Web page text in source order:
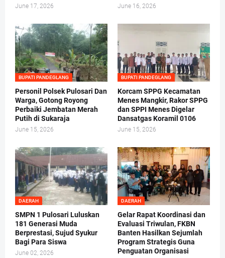
June 17, 2026 June 16, 2026
BUPATI PANDEGLANG
Personil Polsek Pulosari Dan
Warga, Gotong Royong
Perbaiki Jembatan Merah
Putih di Sukaraja
June 15, 2026
BUPATI PANDEGLANG
Korcam SPPG Kecamatan
Menes Mangkir, Rakor SPPG
dan SPPI Menes Digelar
Dansatgas Koramil 0106
June 15, 2026
DAERAH
SMPN 1 Pulosari Luluskan
181 Generasi Muda
Berprestasi, Sujud Syukur
Bagi Para Siswa
June 02, 2026
DAERAH
Gelar Rapat Koordinasi dan
Evaluasi Triwulan, FKBN
Banten Hasilkan Sejumlah
Program Strategis Guna
Penguatan Organisasi